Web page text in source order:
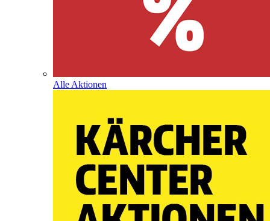
Alle Aktionen